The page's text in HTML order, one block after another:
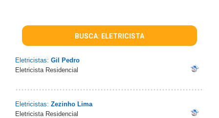
BUSCA: ELETRICISTA
Eletricistas: Gil Pedro
Eletricista Residencial
Eletricistas: Zezinho Lima
Eletricista Residencial